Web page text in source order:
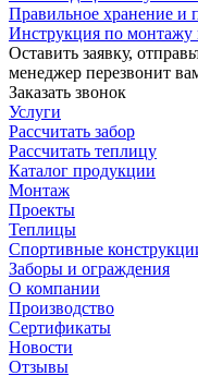
Правильное хранение и
Инструкция по монтажу
Оставить заявку,
менеджер перезвонит
Заказать звонок
Услуги
Рассчитать забор
Рассчитать теплицу
Каталог продукции
Монтаж
Проекты
Теплицы
Спортивные
Заборы и ограждения
О компании
Производство
Сертификаты
Новости
Отзывы